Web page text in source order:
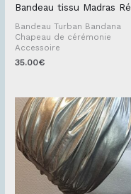
Bandeau tissu Madras
Bandeau Turban Bandana
Chapeau de cérémonie
Accessoire
35.00€